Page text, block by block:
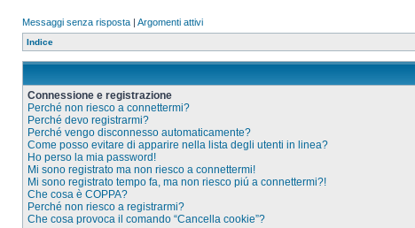
Messaggi senza risposta | Argomenti attivi
Indice
Connessione e registrazione
Perché non riesco a connettermi?
Perché devo registrarmi?
Perché vengo disconnesso automaticamente?
Come posso evitare di apparire nella lista degli utenti in linea?
Ho perso la mia password!
Mi sono registrato ma non riesco a connettermi!
Mi sono registrato tempo fa, ma non riesco piú a connettermi?!
Che cosa è COPPA?
Perché non riesco a registrarmi?
Che cosa provoca il comando “Cancella cookie”?